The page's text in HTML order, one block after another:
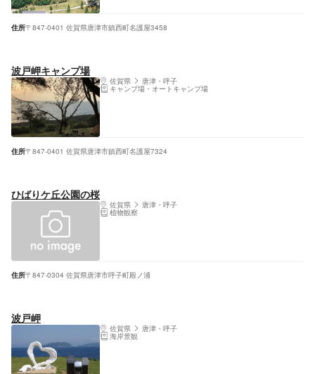
住所〒847-0401 佐賀県唐津市鎮西町名護屋3458
波戸岬キャンプ場
佐賀県 唐津・呼子
キャンプ場・オートキャンプ場
住所〒847-0401 佐賀県唐津市鎮西町名護屋7324
ひばりケ丘公園の桜
佐賀県 唐津・呼子
植物観察
住所〒847-0304 佐賀県唐津市呼子町殿ノ浦
波戸岬
佐賀県 唐津・呼子
海岸景観